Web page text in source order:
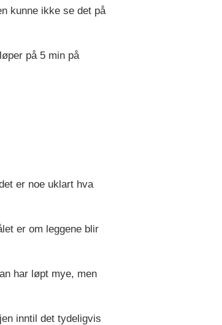
kunne ikke se det på
på 5 min på
er noe uklart hva
er om leggene blir
har løpt mye, men
inntil det tydeligvis